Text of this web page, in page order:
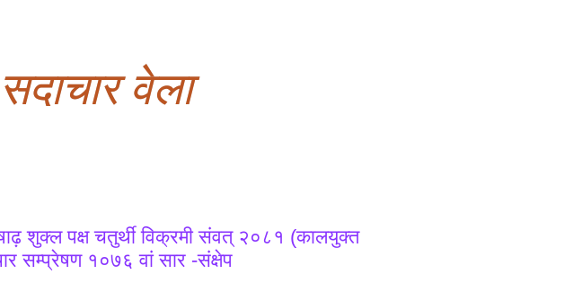
वेला
शुक्ल पक्ष चतुर्थी विक्रमी संवत् २०८१ (कालयुक्त
सम्प्रेषण १०७६ वां सार -संक्षेप